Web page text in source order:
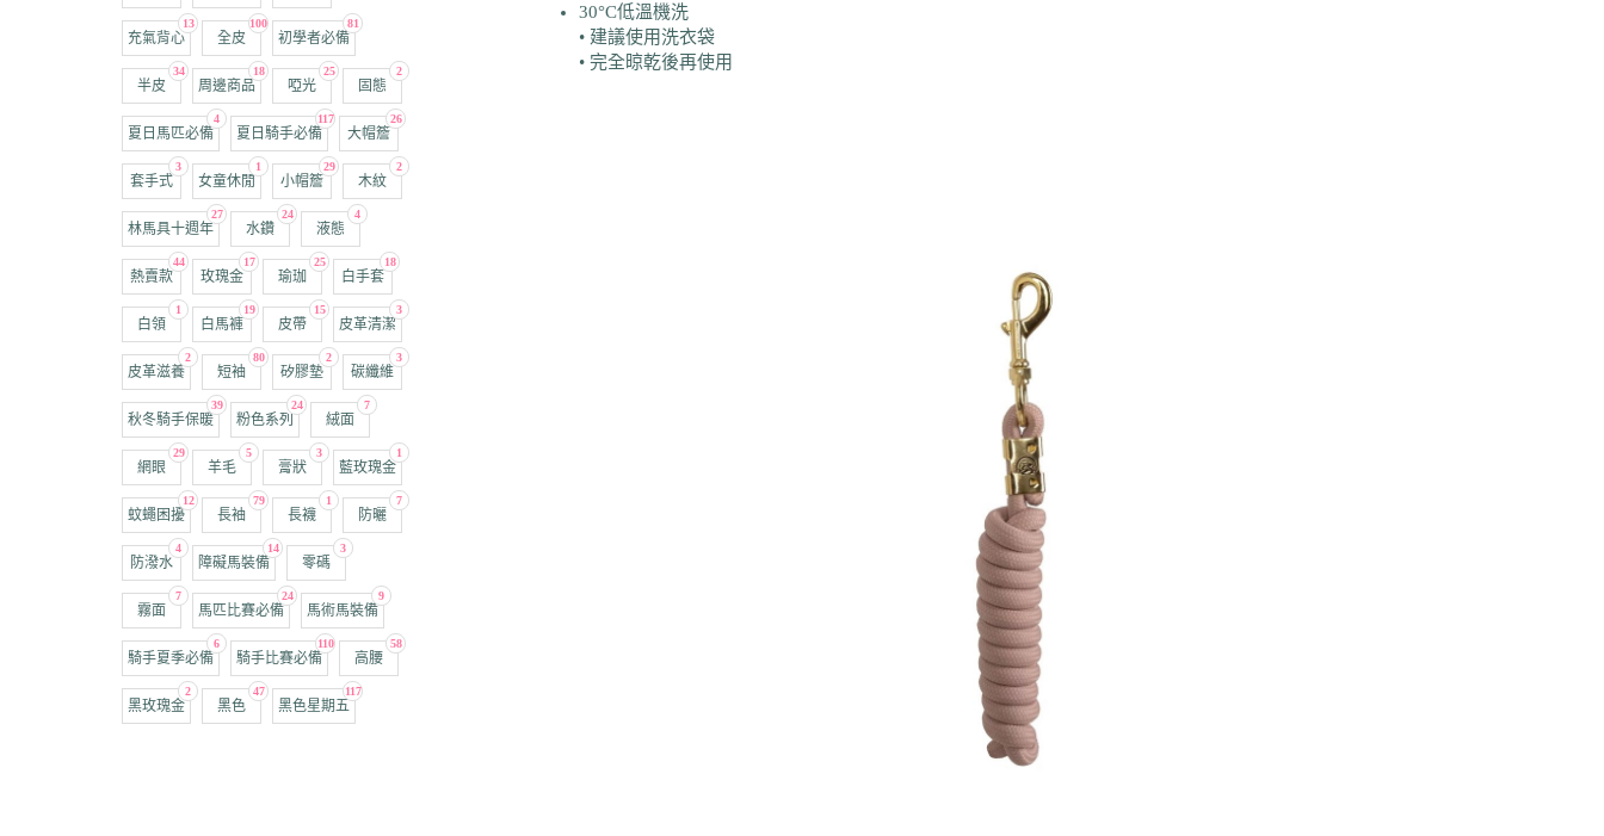
13
充氣背心
100
全皮
81
初學者必備
34
半皮
18
周邊商品
25
啞光
2
固態
4
夏日馬匹必備
117
夏日騎手必備
26
大帽簷
3
套手式
1
女童休閒
29
小帽簷
2
木紋
27
林馬具十週年
24
水鑽
4
液態
44
熱賣款
17
玫瑰金
25
瑜珈
18
白手套
1
白領
19
白馬褲
15
皮帶
3
皮革清潔
2
皮革滋養
80
短袖
2
矽膠墊
3
碳纖維
39
秋冬騎手保暖
24
粉色系列
7
絨面
29
網眼
5
羊毛
3
膏狀
1
藍玫瑰金
12
蚊蠅困擾
79
長袖
1
長襪
7
防曬
4
防潑水
14
障礙馬裝備
3
零碼
7
霧面
24
馬匹比賽必備
9
馬術馬裝備
6
騎手夏季必備
110
騎手比賽必備
58
高腰
2
黑玫瑰金
47
黑色
117
黑色星期五
30°C低溫機洗
• 建議使用洗衣袋
• 完全晾乾後再使用